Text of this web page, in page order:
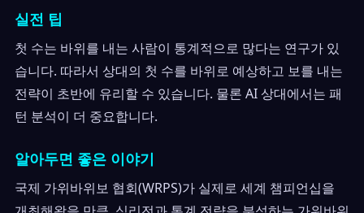
실전 팁
첫 수는 바위를 내는 사람이 통계적으로 많다는 연구가 있
습니다. 따라서 상대의 첫 수를 바위로 예상하고 보를 내는
전략이 초반에 유리할 수 있습니다. 물론 AI 상대에서는 패
턴 분석이 더 중요합니다.
알아두면 좋은 이야기
국제 가위바위보 협회(WRPS)가 실제로 세계 챔피언십을